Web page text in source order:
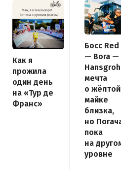
Как я
прожила
один день
на «Тур де
Франс»
Босс
— Bora —
мечта
о жёлтой
майке
близка,
но
пока
на
уровне